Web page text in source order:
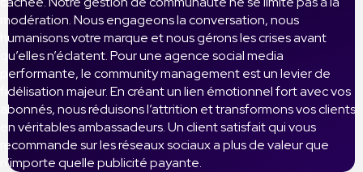
modération. Nous engageons la conversation, nous
humanisons votre marque et nous gérons les crises avant
qu’elles n’éclatent. Pour une agence social media
performante, le community management est un levier de
fidélisation majeur. En créant un lien émotionnel fort avec vos
abonnés, nous réduisons l’attrition et transformons vos clients
en véritables ambassadeurs. Un client satisfait qui vous
recommande sur les réseaux sociaux a plus de valeur que
n’importe quelle publicité payante.